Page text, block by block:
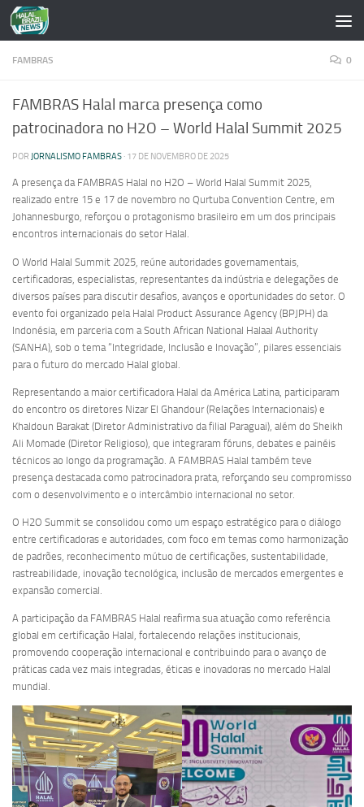
Skip to content
FAMBRAS 0
FAMBRAS Halal marca presença como
patrocinadora no H2O – World Halal Summit 2025
POR JORNALISMO FAMBRAS · 17 DE NOVEMBRO DE 2025
A presença da FAMBRAS Halal no H2O – World Halal Summit 2025,
realizado entre 15 e 17 de novembro no Qurtuba Convention Centre, em
Johannesburgo, reforçou o protagonismo brasileiro em um dos principais
encontros internacionais do setor Halal.
O World Halal Summit 2025, reúne autoridades governamentais,
certificadoras, especialistas, representantes da indústria e delegações de
diversos países para discutir desafios, avanços e oportunidades do setor. O
evento foi organizado pela Halal Product Assurance Agency (BPJPH) da
Indonésia, em parceria com a South African National Halaal Authority
(SANHA), sob o tema “Integridade, Inclusão e Inovação”, pilares essenciais
para o futuro do mercado Halal global.
Representando a maior certificadora Halal da América Latina, participaram
do encontro os diretores Nizar El Ghandour (Relações Internacionais) e
Khaldoun Barakat (Diretor Administrativo da filial Paraguai), além do Sheikh
Ali Momade (Diretor Religioso), que integraram fóruns, debates e painéis
técnicos ao longo da programação. A FAMBRAS Halal também teve
presença destacada como patrocinadora prata, reforçando seu compromisso
com o desenvolvimento e o intercâmbio internacional no setor.
O H2O Summit se consolidou como um espaço estratégico para o diálogo
entre certificadoras e autoridades, com foco em temas como harmonização
de padrões, reconhecimento mútuo de certificações, sustentabilidade,
rastreabilidade, inovação tecnológica, inclusão de mercados emergentes e
expansão comercial.
A participação da FAMBRAS Halal reafirma sua atuação como referência
global em certificação Halal, fortalecendo relações institucionais,
promovendo cooperação internacional e contribuindo para o avanço de
práticas cada vez mais integradas, éticas e inovadoras no mercado Halal
mundial.